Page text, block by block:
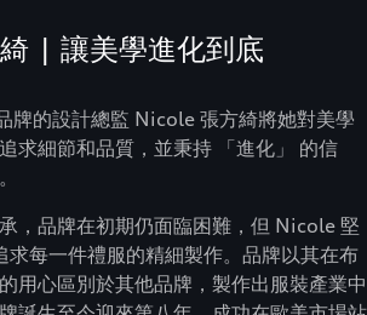
| 讓美學進化到底
牌的設計總監 Nicole 張方綺將她對美學
求細節和品質，並秉持 「進化」 的信
，品牌在初期仍面臨困難，但 Nicole 堅
每一件禮服的精細製作。品牌以其在布
用心區別於其他品牌，製作出服裝產業中